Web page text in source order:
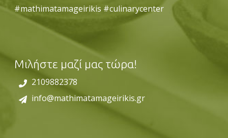
#mathimatamageirikis #culinarycenter
Μιλήστε μαζί μας τώρα!
2109882378
info@mathimatamageirikis.gr